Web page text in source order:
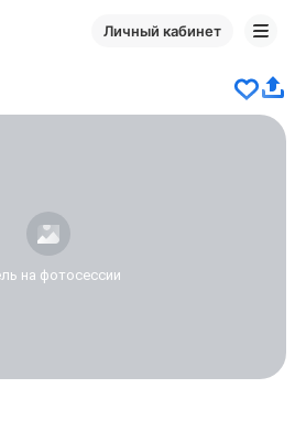
Личный кабинет
на фотосессии